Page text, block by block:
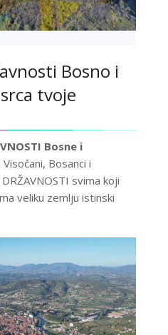
Bosno i
tvoje
Bosne i
Bosanci i
svima koji
veliku zemlju istinski